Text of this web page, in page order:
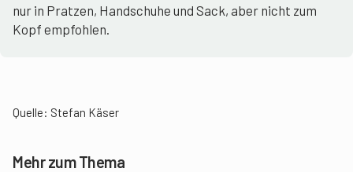
nur in Pratzen, Handschuhe und Sack, aber nicht zum
Kopf empfohlen.
Quelle: Stefan Käser
Mehr zum Thema